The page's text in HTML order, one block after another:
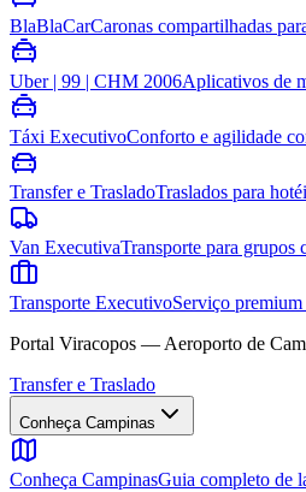
BlaBlaCarCaronas compartilhadas
Uber | 99 | CHM 2006Aplicativos de
Táxi ExecutivoConforto e agilidade
Transfer e TrasladoTraslados para
Van ExecutivaTransporte para
Transporte ExecutivoServiço
Portal Viracopos — Aeroporto de
Transfer e Traslado
Conheça Campinas
Conheça CampinasGuia completo de